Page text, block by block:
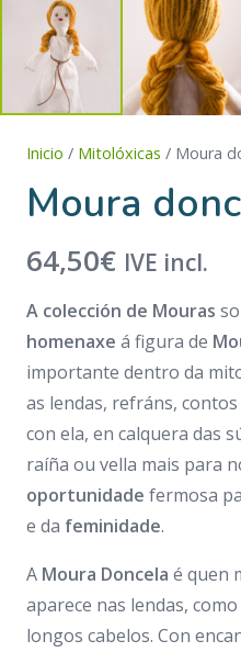
Inicio / Mitolóxicas / Moura
Moura
64,50€ IVE incl.
A colección de Mouras
homenaxe á figura de
importante dentro da
as lendas, refráns,
con ela, en calquera das
raíña ou vella mais para
oportunidade fermosa
e da feminidade.
A Moura Doncela é quen
aparece nas lendas,
longos cabelos. Con